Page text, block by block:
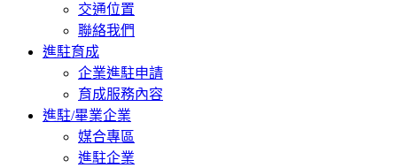
交通位置
聯絡我們
進駐育成
企業進駐申請
育成服務內容
進駐/畢業企業
媒合專區
進駐企業